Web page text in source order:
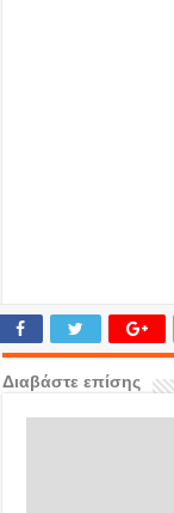
Διαβάστε επίσης